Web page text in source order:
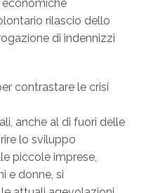
economiche
rilascio dello
di indennizzi
contrastare le crisi
anche al di fuori delle
lo sviluppo
piccole imprese,
e donne, si